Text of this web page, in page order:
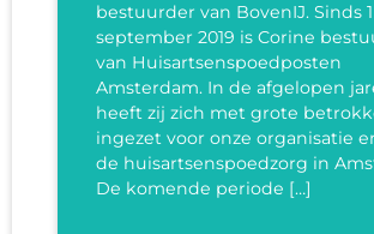
bestuurder van BovenIJ. Sinds 1
september 2019 is Corine
van Huisartsenspoedposten
Amsterdam. In de afgelopen
heeft zij zich met grote
ingezet voor onze organisatie
de huisartsenspoedzorg in
De komende periode […]